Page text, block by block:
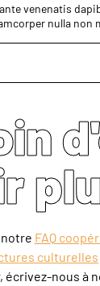
venenatis
nulla non
FAQ
culturelles
écrivez-nous à